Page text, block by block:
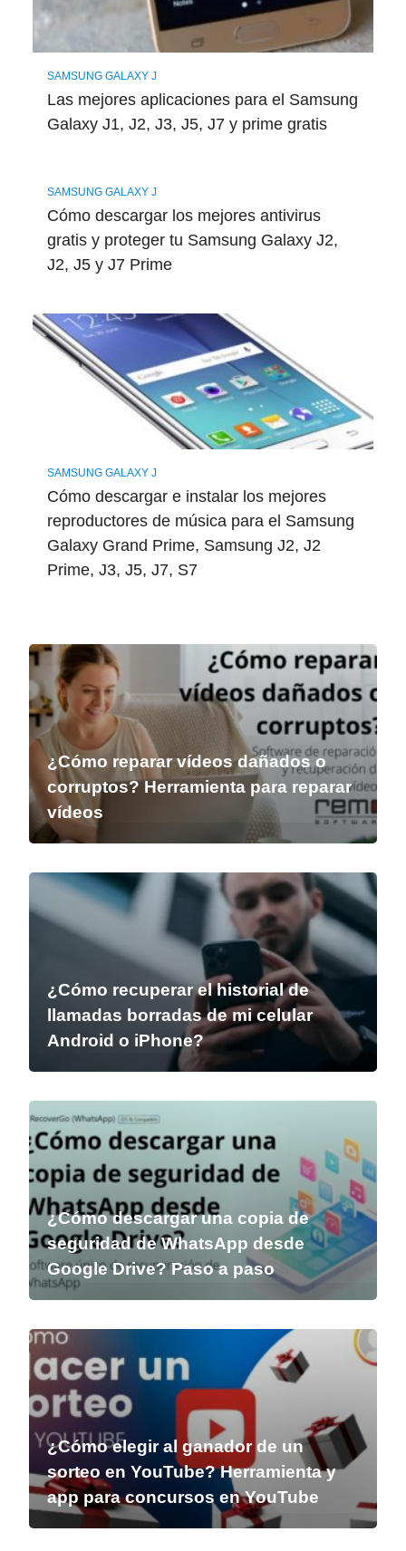
SAMSUNG GALAXY J
Las mejores aplicaciones para el Samsung
Galaxy J1, J2, J3, J5, J7 y prime gratis
SAMSUNG GALAXY J
Cómo descargar los mejores antivirus
gratis y proteger tu Samsung Galaxy J2,
J2, J5 y J7 Prime
SAMSUNG GALAXY J
Cómo descargar e instalar los mejores
reproductores de música para el Samsung
Galaxy Grand Prime, Samsung J2, J2
Prime, J3, J5, J7, S7
¿Cómo reparar vídeos dañados o
corruptos? Herramienta para reparar
vídeos
¿Cómo recuperar el historial de
llamadas borradas de mi celular
Android o iPhone?
¿Cómo descargar una copia de
seguridad de WhatsApp desde
Google Drive? Paso a paso
¿Cómo elegir al ganador de un
sorteo en YouTube? Herramienta y
app para concursos en YouTube